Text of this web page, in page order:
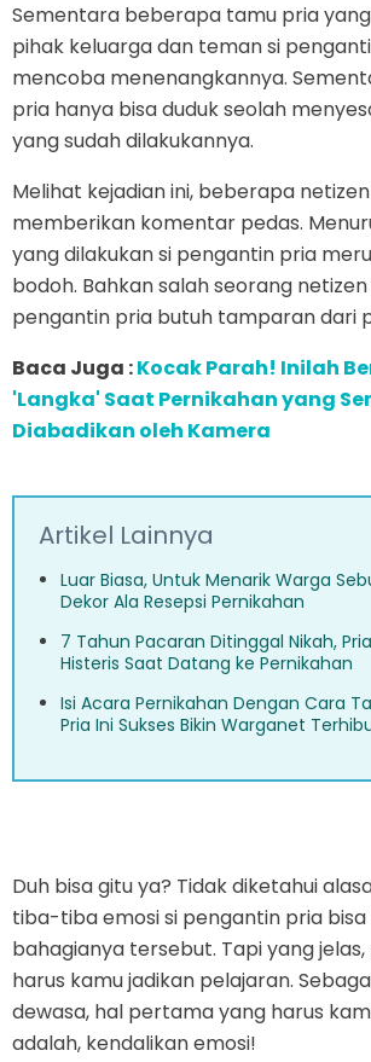
Sementara beberapa tamu pria
pihak keluarga dan teman si
mencoba menenangkannya.
pria hanya bisa duduk seolah
yang sudah dilakukannya.
Melihat kejadian ini, beberapa
memberikan komentar pedas.
yang dilakukan si pengantin pria
bodoh. Bahkan salah seorang
pengantin pria butuh tamparan dari
Baca Juga :Kocak Parah! Inilah
'Langka' Saat Pernikahan yang
Diabadikan oleh Kamera
Artikel Lainnya
Luar Biasa, Untuk Menarik Warga
Dekor Ala Resepsi Pernikahan
7 Tahun Pacaran Ditinggal Nikah,
Histeris Saat Datang ke Pernikahan
Isi Acara Pernikahan Dengan Cara
Pria Ini Sukses Bikin Warganet
Duh bisa gitu ya? Tidak diketahui
tiba-tiba emosi si pengantin pria
bahagianya tersebut. Tapi yang
harus kamu jadikan pelajaran.
dewasa, hal pertama yang harus
adalah, kendalikan emosi!